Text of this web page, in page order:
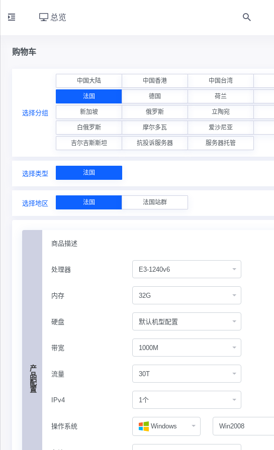
总览
购物车
选择分组
中国大陆 中国香港 中国台湾
法国 德国 荷兰
新加坡 俄罗斯 立陶宛
白俄罗斯 摩尔多瓦 爱沙尼亚
吉尔吉斯斯坦 抗投诉服务器 服务器托管
选择类型 法国
选择地区 法国 法国站群
产品配置
商品描述
处理器 E3-1240v6
内存 32G
硬盘 默认机型配置
带宽 1000M
流量 30T
IPv4 1个
操作系统 Windows